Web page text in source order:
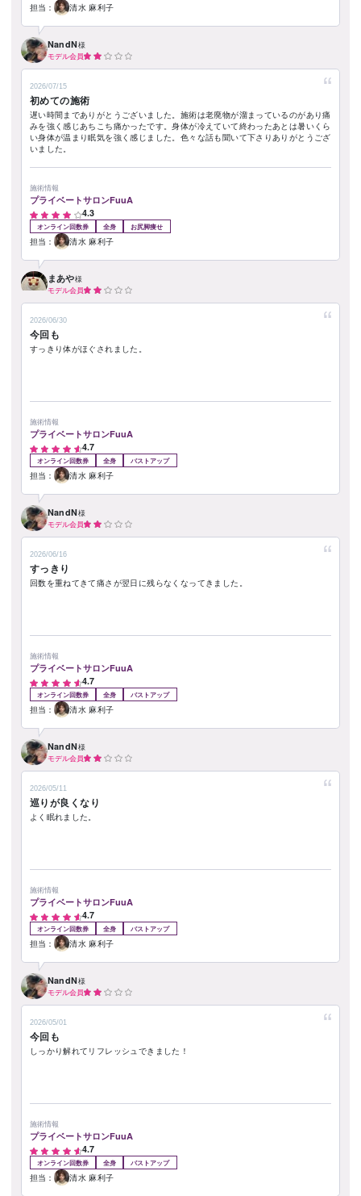
担当： 清水 麻利子
NandN様
モデル会員
2026/07/15
初めての施術
遅い時間までありがとうございました。施術は老廃物が溜まっているのがあり痛
みを強く感じあちこち痛かったです。身体が冷えていて終わったあとは暑いくら
い身体が温まり眠気を強く感じました。色々な話も聞いて下さりありがとうござ
いました。
施術情報
プライベートサロンFuuA
4.3
オンライン回数券 全身 お尻脚痩せ
担当： 清水 麻利子
まあや様
モデル会員
2026/06/30
今回も
すっきり体がほぐされました。
施術情報
プライベートサロンFuuA
4.7
オンライン回数券 全身 バストアップ
担当： 清水 麻利子
NandN様
モデル会員
2026/06/16
すっきり
回数を重ねてきて痛さが翌日に残らなくなってきました。
施術情報
プライベートサロンFuuA
4.7
オンライン回数券 全身 バストアップ
担当： 清水 麻利子
NandN様
モデル会員
2026/05/11
巡りが良くなり
よく眠れました。
施術情報
プライベートサロンFuuA
4.7
オンライン回数券 全身 バストアップ
担当： 清水 麻利子
NandN様
モデル会員
2026/05/01
今回も
しっかり解れてリフレッシュできました！
施術情報
プライベートサロンFuuA
4.7
オンライン回数券 全身 バストアップ
担当： 清水 麻利子